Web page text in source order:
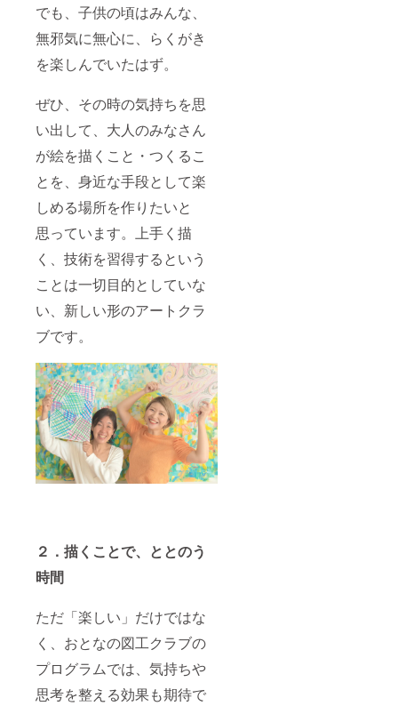
でも、子供の頃はみんな、
無邪気に無心に、らくがき
を楽しんでいたはず。
ぜひ、その時の気持ちを思
い出して、大人のみなさん
が絵を描くこと・つくるこ
とを、身近な手段として楽
しめる場所を作りたいと
思っています。上手く描
く、技術を習得するという
ことは一切目的としていな
い、新しい形のアートクラ
ブです。
２．描くことで、ととのう
時間
ただ「楽しい」だけではな
く、おとなの図工クラブの
プログラムでは、気持ちや
思考を整える効果も期待で